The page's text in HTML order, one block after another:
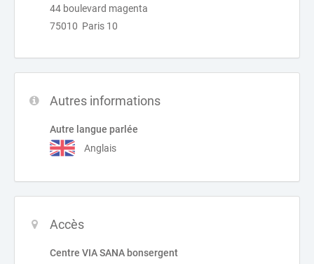
44 boulevard magenta
75010 Paris 10
Autres informations
Autre langue parlée
Anglais
Accès
Centre VIA SANA bonsergent